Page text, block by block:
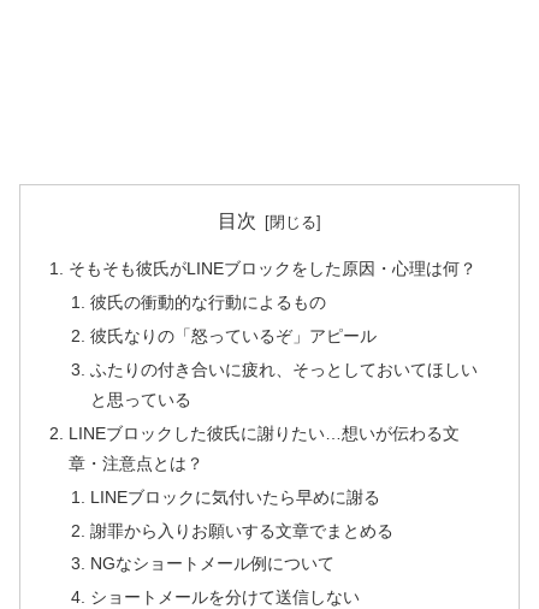
目次
そもそも彼氏がLINEブロックをした原因・心理は何？
彼氏の衝動的な行動によるもの
彼氏なりの「怒っているぞ」アピール
ふたりの付き合いに疲れ、そっとしておいてほしい
と思っている
LINEブロックした彼氏に謝りたい…想いが伝わる文
章・注意点とは？
LINEブロックに気付いたら早めに謝る
謝罪から入りお願いする文章でまとめる
NGなショートメール例について
ショートメールを分けて送信しない